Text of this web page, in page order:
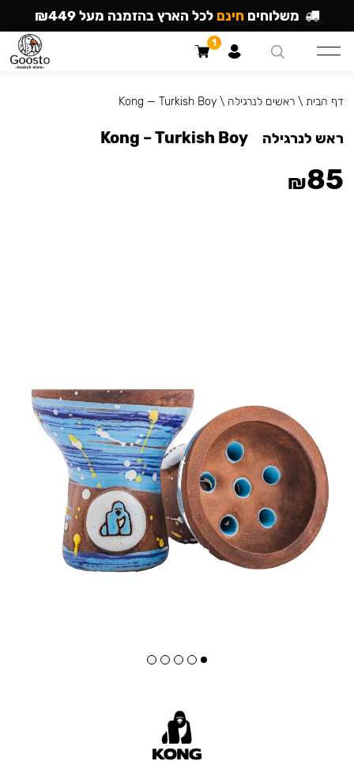
דף הבית \ראשים לנרגילה \
Kong — Turkish Boy
ראש לנרגילה Kong – Turkish Boy
₪85
משלוחים חינם לכל הארץ בהזמנה מעל ₪449
1